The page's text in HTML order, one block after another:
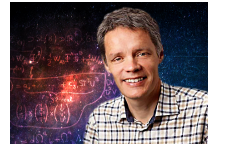
Strängnäs
slog
tidigare
rekord
–
fick
en
satsad
hundralapp
att
ge
15 000
på
två
veckor